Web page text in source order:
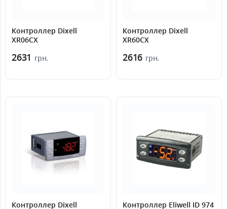
Контроллер Dixell
XR06CX
2631 грн.
Контроллер Dixell
XR60CX
2616 грн.
Контроллер Dixell
Контроллер Eliwell ID 974